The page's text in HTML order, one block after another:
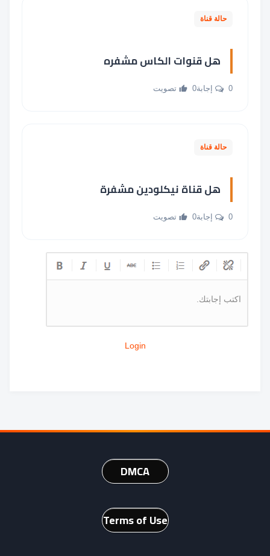
حالة قناة
هل قنوات الكاس مشفره
0 إجابة 0 تصويت
حالة قناة
هل قناة نيكلودين مشفرة
0 إجابة 0 تصويت
اكتب إجابتك.
Login
DMCA
Terms of Use